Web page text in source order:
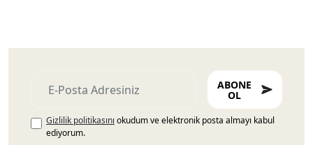
ABONE
OL
Gizlilik politikasını okudum ve elektronik posta almayı kabul
ediyorum.